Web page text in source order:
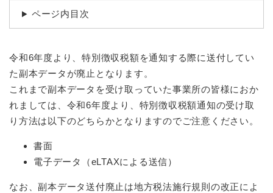
ページ内目次
令和6年度より、特別徴収税額を通知する際に送付してい
た副本データが廃止となります。
これまで副本データを受け取っていた事業所の皆様におか
れましては、令和6年度より、特別徴収税額通知の受け取
り方法は以下のどちらかとなりますのでご注意ください。
書面
電子データ（eLTAXによる送信）
なお、副本データ送付廃止は地方税法施行規則の改正によ